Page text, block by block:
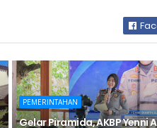
PEMERINTAHAN
Gelar Piramida, AKBP Yenni